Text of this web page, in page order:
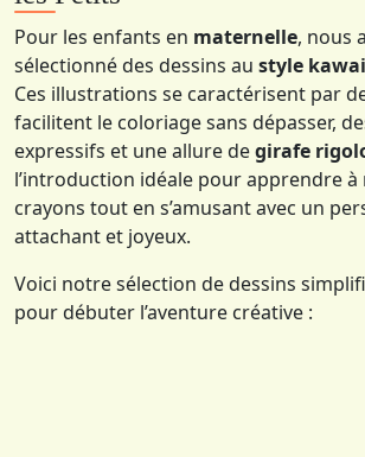
Pour les enfants en maternelle, nous
sélectionné des dessins au style
Ces illustrations se caractérisent par
facilitent le coloriage sans dépasser,
expressifs et une allure degirafe
l’introduction idéale pour apprendre à
crayons tout en s’amusant avec un
attachant et joyeux.
Voici notre sélection de dessins
pour débuter l’aventure créative :